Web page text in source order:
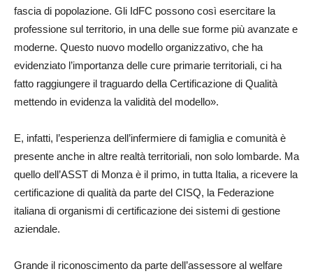
fascia di popolazione. Gli IdFC possono così esercitare la
professione sul territorio, in una delle sue forme più avanzate e
moderne. Questo nuovo modello organizzativo, che ha
evidenziato l’importanza delle cure primarie territoriali, ci ha
fatto raggiungere il traguardo della Certificazione di Qualità
mettendo in evidenza la validità del modello».
E, infatti, l’esperienza dell’infermiere di famiglia e comunità è
presente anche in altre realtà territoriali, non solo lombarde. Ma
quello dell’ASST di Monza è il primo, in tutta Italia, a ricevere la
certificazione di qualità da parte del CISQ, la Federazione
italiana di organismi di certificazione dei sistemi di gestione
aziendale.
Grande il riconoscimento da parte dell’assessore al welfare